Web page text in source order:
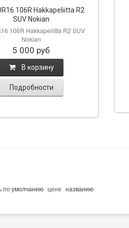
106R Hakkapeliitta R2
SUV Nokian
106R Hakkapeliitta R2 SUV
Nokian
5 000 руб
B корзину
Подробности
поумолчанию цене названию